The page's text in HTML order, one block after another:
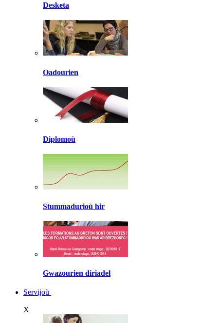
Desketa
Oadourien
Diplomoù
Stummadurioù hir
Gwazourien diriadel
Servijoù
X